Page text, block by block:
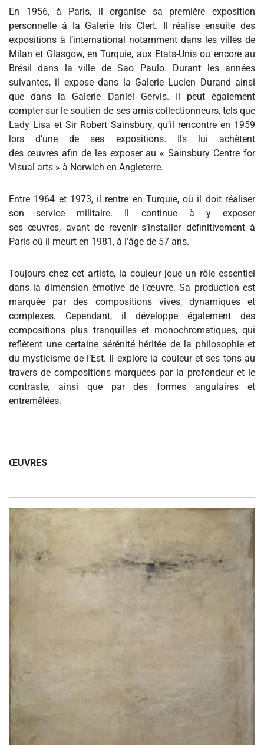
En 1956, à Paris, il organise sa première exposition
personnelle à la Galerie Iris Clert. Il réalise ensuite des
expositions à l’international notamment dans les villes de
Milan et Glasgow, en Turquie, aux Etats-Unis ou encore au
Brésil dans la ville de Sao Paulo. Durant les années
suivantes, il expose dans la Galerie Lucien Durand ainsi
que dans la Galerie Daniel Gervis. Il peut également
compter sur le soutien de ses amis collectionneurs, tels que
Lady Lisa et Sir Robert Sainsbury, qu’il rencontre en 1959
lors d’une de ses expositions. Ils lui achètent
des œuvres afin de les exposer au « Sainsbury Centre for
Visual arts » à Norwich en Angleterre.
Entre 1964 et 1973, il rentre en Turquie, où il doit réaliser
son service militaire. Il continue à y exposer
ses œuvres, avant de revenir s’installer définitivement à
Paris où il meurt en 1981, à l’âge de 57 ans.
Toujours chez cet artiste, la couleur joue un rôle essentiel
dans la dimension émotive de l’œuvre. Sa production est
marquée par des compositions vives, dynamiques et
complexes. Cependant, il développe également des
compositions plus tranquilles et monochromatiques, qui
reflètent une certaine sérénité héritée de la philosophie et
du mysticisme de l’Est. Il explore la couleur et ses tons au
travers de compositions marquées par la profondeur et le
contraste, ainsi que par des formes angulaires et
entremêlées.
ŒUVRES